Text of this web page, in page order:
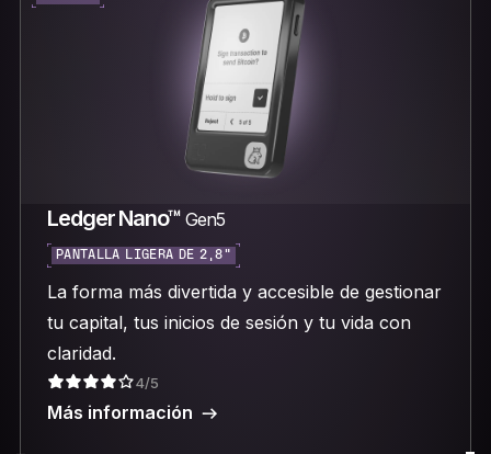
Ledger Nano™ Gen5
PANTALLA LIGERA DE 2,8"
La forma más divertida y accesible de gestionar
tu capital, tus inicios de sesión y tu vida con
claridad.
4/5
Más información